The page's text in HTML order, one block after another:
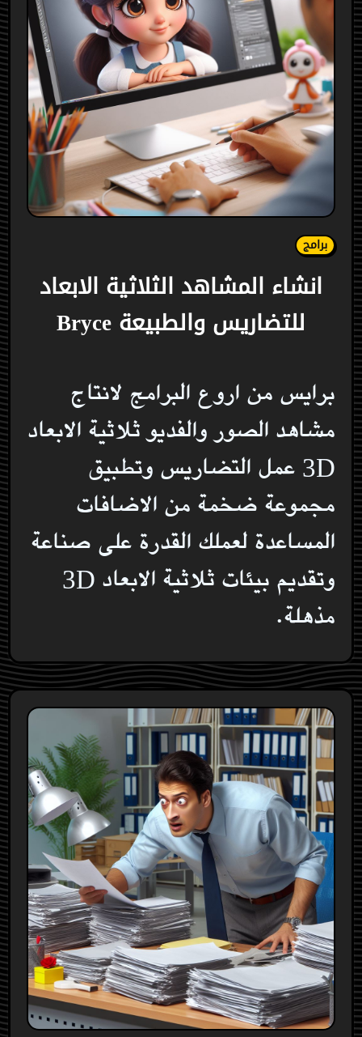
برامج
انشاء المشاهد الثلاثية الابعاد
للتضاريس والطبيعة Bryce
برايس من اروع البرامج لانتاج
مشاهد الصور والفديو ثلاثية الابعاد
3D عمل التضاريس وتطبيق
مجموعة ضخمة من الاضافات
المساعدة لعملك القدرة على صناعة
وتقديم بيئات ثلاثية الابعاد 3D
مذهلة.